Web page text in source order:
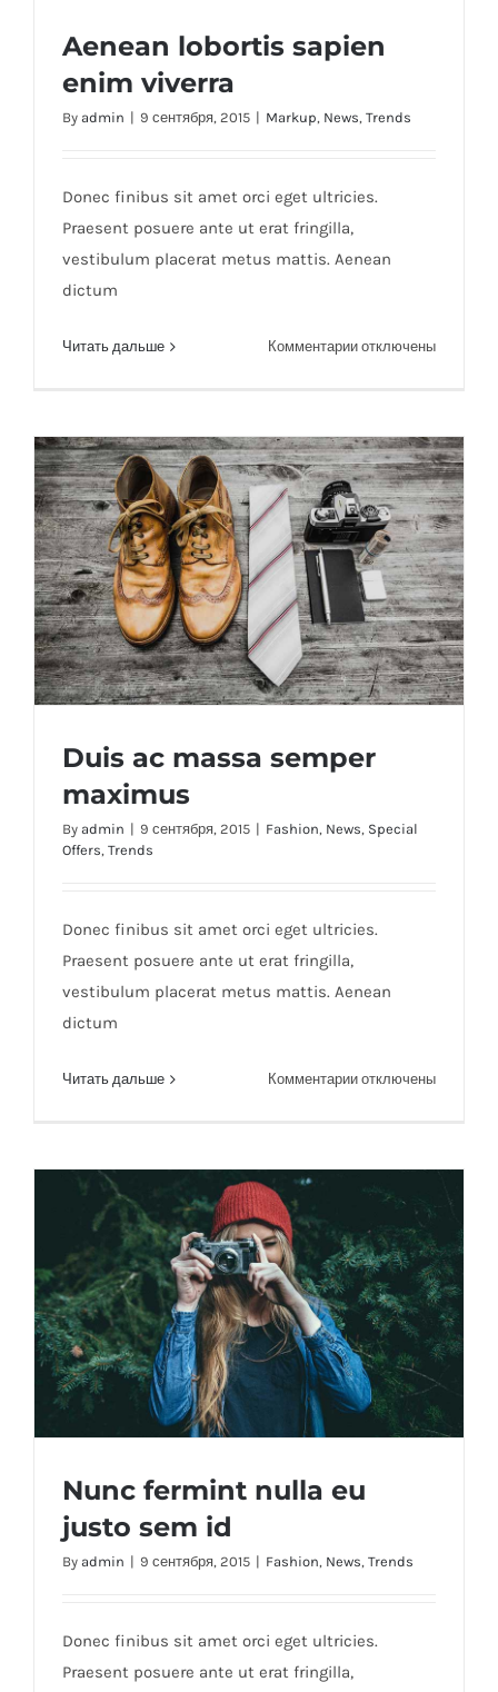
Aenean lobortis sapien
enim viverra
By admin | 9 сентября, 2015 | Markup, News, Trends
Donec finibus sit amet orci eget ultricies.
Praesent posuere ante ut erat fringilla,
vestibulum placerat metus mattis. Aenean
dictum
Читать дальше Комментариик
sapien
enim
viverra
отключены
Duis ac massa semper
maximus
By admin | 9 сентября, 2015 | Fashion, News, Special
Offers, Trends
Donec finibus sit amet orci eget ultricies.
Praesent posuere ante ut erat fringilla,
vestibulum placerat metus mattis. Aenean
dictum
Читать дальше Комментариик
maximus
отключены
Nunc fermint nulla eu
justo sem id
By admin | 9 сентября, 2015 | Fashion, News, Trends
Donec finibus sit amet orci eget ultricies.
Praesent posuere ante ut erat fringilla,